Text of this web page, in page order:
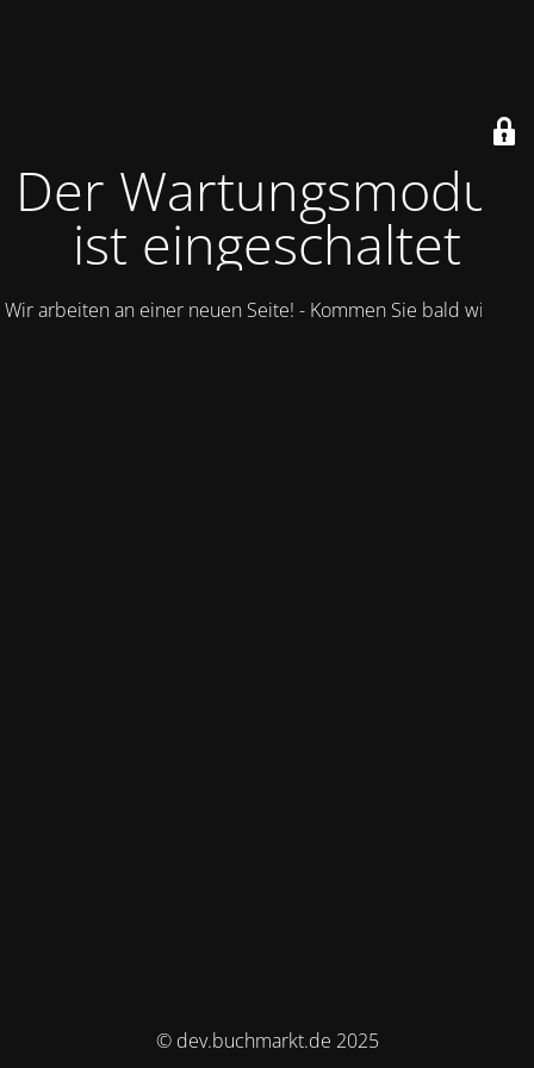
Der Wartungsmodus
ist eingeschaltet
Wir arbeiten an einer neuen Seite! - Kommen Sie bald wieder.
© dev.buchmarkt.de 2025